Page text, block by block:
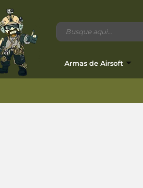
Armas de Airsoft